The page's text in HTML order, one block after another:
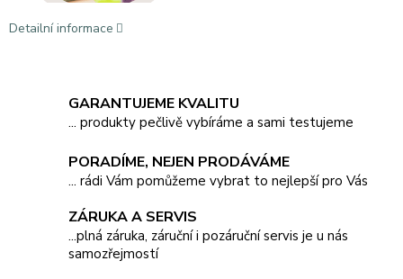
Detailní informace
GARANTUJEME KVALITU
... produkty pečlivě vybíráme a sami testujeme
PORADÍME, NEJEN PRODÁVÁME
... rádi Vám pomůžeme vybrat to nejlepší pro Vás
ZÁRUKA A SERVIS
...plná záruka, záruční i pozáruční servis je u nás
samozřejmostí